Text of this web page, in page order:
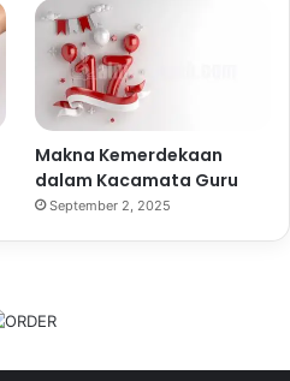
Makna Kemerdekaan
dalam Kacamata Guru
September 2, 2025